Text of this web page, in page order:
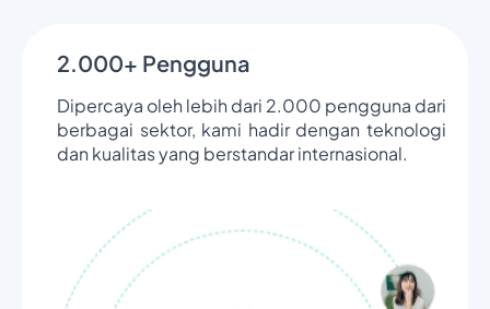
2.000+ Pengguna
Dipercaya oleh lebih dari 2.000 pengguna dari
berbagai sektor, kami hadir dengan teknologi
dan kualitas yang berstandar internasional.